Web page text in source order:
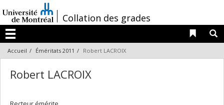
au
contenu
/
Collation des grades
Menu
Liens
Accueil Éméritats 2011 Robert LACROIX
Robert LACROIX